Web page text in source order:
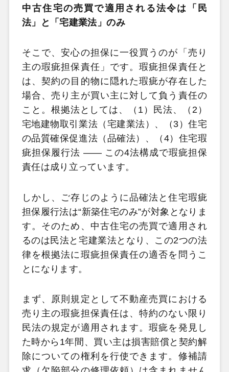
中古住宅の売買で適用される法令は「民
法」と「宅建業法」のみ
そこで、安心の担保に一役買うのが「売り
主の瑕疵担保責任」です。瑕疵担保責任と
は、契約の目的物に隠れた瑕疵が存在した
場合、売り主が買い主に対して負う責任の
こと。根拠法としては、（1）民法、（2）
宅地建物取引業法（宅建業法）、（3）住宅
の品質確保促進法（品確法）、（4）住宅瑕
疵担保履行法 ―― この4法構成で瑕疵担保
責任は成り立っています。
しかし、ご存じのように品確法と住宅瑕疵
担保履行法は“新築住宅のみ”が対象となりま
す。そのため、中古住宅の売買で適用され
るのは民法と宅建業法となり、この2つの法
律を根拠法に瑕疵担保責任の適否を問うこ
とになります。
まず、原則規定として不動産売買における
売り主の瑕疵担保責任は、特約のない限り
民法の規定が適用されます。瑕疵を発見し
た時から1年間、買い主は損害賠償と契約解
除についての権利を行使できます。修補請